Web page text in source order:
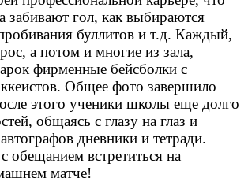
забивают гол, как выбираются
буллитов и т.д. Каждый,
а потом и многие из зала,
фирменные бейсболки с
Общее фото завершило
этого ученики школы еще долго
общаясь с глазу на глаз и
дневники и тетради.
обещанием встретиться на
матче!